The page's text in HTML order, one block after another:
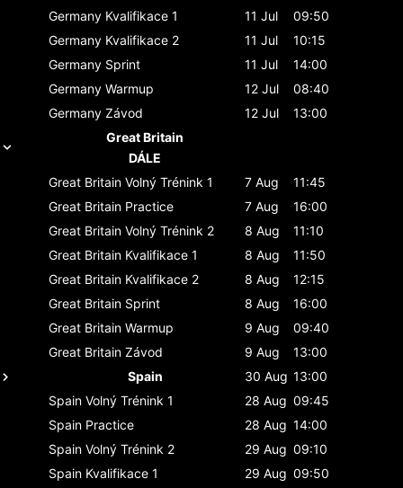
Germany Kvalifikace 1 11 Jul
09:50
Germany Kvalifikace 2 11 Jul
10:15
Germany Sprint 11 Jul
14:00
Germany Warmup 12 Jul
08:40
Germany Závod 12 Jul
13:00
Great Britain
DÁLE
Great Britain Volný Trénink 1 7 Aug
11:45
Great Britain Practice 7 Aug
16:00
Great Britain Volný Trénink 2 8 Aug
11:10
Great Britain Kvalifikace 1 8 Aug
11:50
Great Britain Kvalifikace 2 8 Aug
12:15
Great Britain Sprint 8 Aug
16:00
Great Britain Warmup 9 Aug
09:40
Great Britain Závod 9 Aug
13:00
Spain
30 Aug 13:00
Spain Volný Trénink 1 28 Aug 09:45
Spain Practice 28 Aug 14:00
Spain Volný Trénink 2 29 Aug 09:10
Spain Kvalifikace 1 29 Aug 09:50